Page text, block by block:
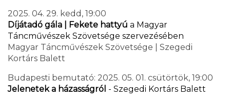
2025. 04. 29. kedd, 19:00
Díjátadó gála | Fekete hattyú a Magyar
Táncművészek Szövetsége szervezésében
Magyar Táncművészek Szövetsége | Szegedi
Kortárs Balett
Budapesti bemutató: 2025. 05. 01. csütörtök, 19:00
Jelenetek a házasságról - Szegedi Kortárs Balett